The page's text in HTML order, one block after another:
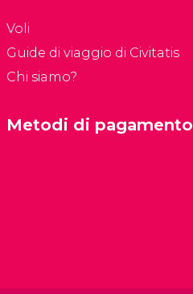
Voli
Guide di viaggio di Civitatis
Chi siamo?
Metodi di pagamento